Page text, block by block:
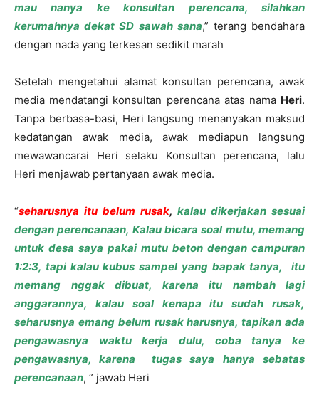
mau nanya ke konsultan perencana, silahkan
kerumahnya dekat SD sawah sana,” terang bendahara
dengan nada yang terkesan sedikit marah
Setelah mengetahui alamat konsultan perencana, awak
media mendatangi konsultan perencana atas nama Heri.
Tanpa berbasa-basi, Heri langsung menanyakan maksud
kedatangan awak media, awak mediapun langsung
mewawancarai Heri selaku Konsultan perencana, lalu
Heri menjawab pertanyaan awak media.
“seharusnya itu belum rusak, kalau dikerjakan sesuai
dengan perencanaan, Kalau bicara soal mutu, memang
untuk desa saya pakai mutu beton dengan campuran
1:2:3, tapi kalau kubus sampel yang bapak tanya, itu
memang nggak dibuat, karena itu nambah lagi
anggarannya, kalau soal kenapa itu sudah rusak,
seharusnya emang belum rusak harusnya, tapikan ada
pengawasnya waktu kerja dulu, coba tanya ke
pengawasnya, karena tugas saya hanya sebatas
perencanaan, ” jawab Heri